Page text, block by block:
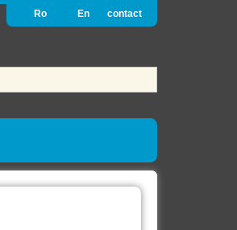
Ro En contact